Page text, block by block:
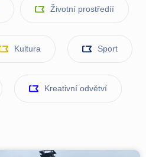
Životní prostředíí
Kultura Sport
Kreativní odvětví